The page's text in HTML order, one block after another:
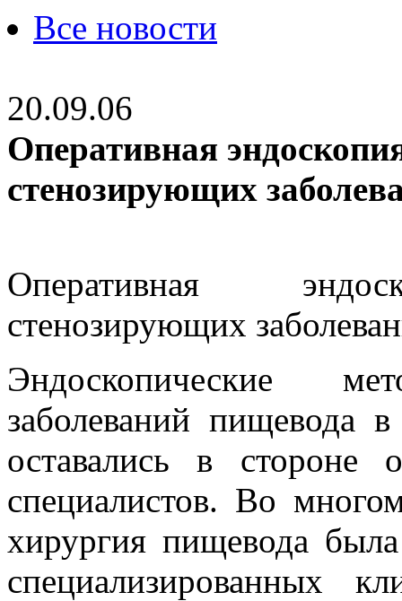
Все новости
20.09.06
Оперативная
стенозирующих
Оперативная
стенозирующих
Эндоскопические
заболеваний пищевода
оставались в стороне
специалистов. Во
хирургия пищевода
специализированных